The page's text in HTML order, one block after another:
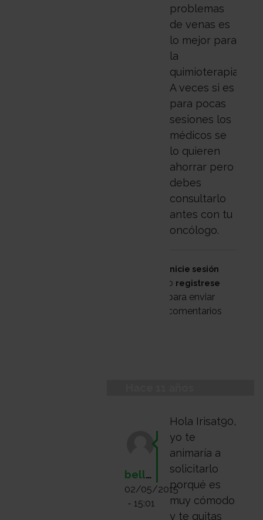
problemas
de venas es
lo mejor para
la
quimioterapia.
A veces si es
para pocas
sesiones los
médicos se
lo quieren
ahorrar pero
debes
consultarlo
antes con tu
oncólogo.
Inicie sesión
o registrese
para enviar
comentarios
bellaluna
02/05/2015
- 15:01
Hola Irisat90,
yo te
animaría a
solicitarlo
porqué es
muy cómodo
y te quitas